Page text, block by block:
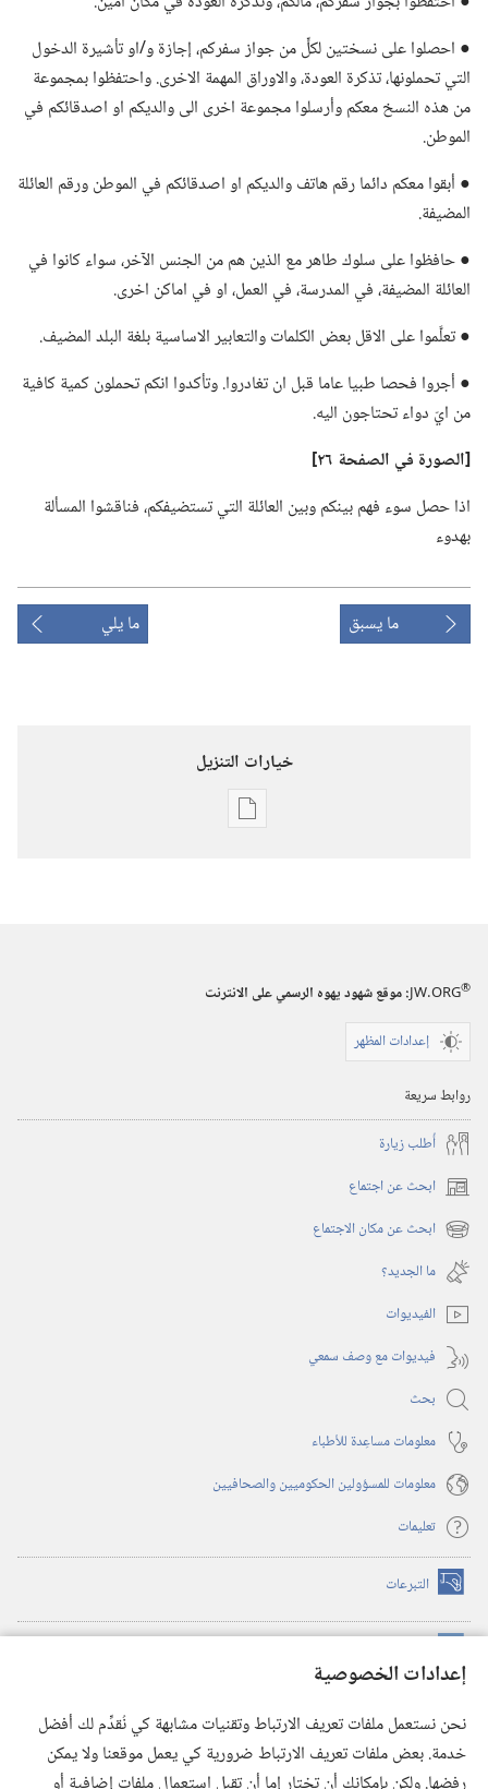
إعدادات الخصوصية
نحن نستعمل ملفات تعريف الارتباط وتقنيات مشابهة كي نُقدِّم لك أفضل
خدمة. بعض ملفات تعريف الارتباط ضرورية كي يعمل موقعنا ولا يمكن
● احصلوا على نسختين لكلٍّ من جواز سفركم،‏ إجازة و/‏او تأشيرة الدخول
التي تحملونها،‏ تذكرة العودة،‏ والاوراق المهمة الاخرى.‏ واحتفظوا بمجموعة
من هذه النسخ معكم وأرسلوا مجموعة اخرى الى والديكم او اصدقائكم في
الموطن.‏
● أبقوا معكم دائما رقم هاتف والديكم او اصدقائكم في الموطن ورقم العائلة
المضيفة.‏
● حافظوا على سلوك طاهر مع الذين هم من الجنس الآخر،‏ سواء كانوا في
العائلة المضيفة،‏ في المدرسة،‏ في العمل،‏ او في اماكن اخرى.‏
● تعلَّموا على الاقل بعض الكلمات والتعابير الاساسية بلغة البلد المضيف.‏
● أجروا فحصا طبيا عاما قبل ان تغادروا.‏ وتأكدوا انكم تحملون كمية كافية
من ايّ دواء تحتاجون اليه.‏
‏[الصورة في الصفحة ٢٦]‏
اذا حصل سوء فهم بينكم وبين العائلة التي تستضيفكم،‏ فناقشوا المسألة
بهدوء
ما يسبق ما يلي
خيارات التنزيل
خيارات
‎٢٠٠٠
JW.ORG®
:‏ موقع شهود يهوه الرسمي على الانترنت
إعدادات المظهر
روابط سريعة
أُطلب زيارة
ابحث عن اجتماع (يفتح
نافذة ابحث عن مكان الاجتماع (يفتح
نافذة
جديدة)
ما الجديد؟‏
الفيديوات
فيديوات مع وصف سمعي
بحث
معلومات مساعِدة للأطباء
معلومات للمسؤولين الحكوميين والصحافيين
تعليمات
التبرعات (يفتح
نافذة
(يفتح
نافذة
(يفتح
نافذة
جديدة) تطبيق ®
JW Library